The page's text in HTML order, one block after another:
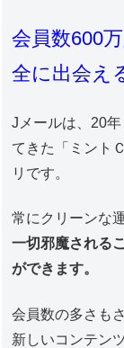
会員数600
全に出会え
Jメールは、20
てきた「ミント
リです。
常にクリーンな
一切邪魔される
ができます。
会員数の多さも
新しいコンテン